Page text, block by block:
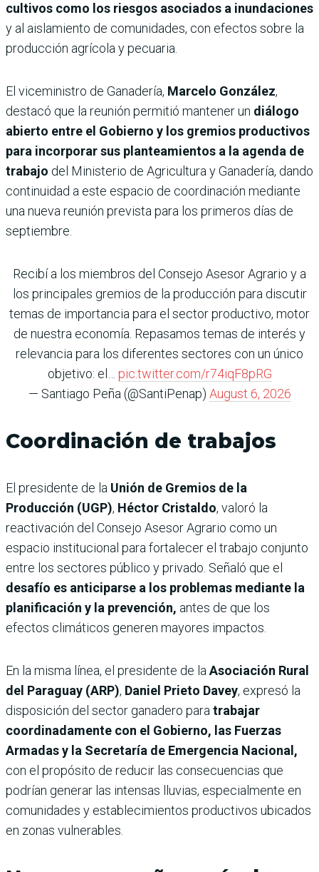
cultivos como los riesgos asociados a inundaciones
y al aislamiento de comunidades, con efectos sobre la
producción agrícola y pecuaria.
El viceministro de Ganadería, Marcelo González,
destacó que la reunión permitió mantener un diálogo
abierto entre el Gobierno y los gremios productivos
para incorporar sus planteamientos a la agenda de
trabajo del Ministerio de Agricultura y Ganadería, dando
continuidad a este espacio de coordinación mediante
una nueva reunión prevista para los primeros días de
septiembre.
Recibí a los miembros del Consejo Asesor Agrario y a
los principales gremios de la producción para discutir
temas de importancia para el sector productivo, motor
de nuestra economía. Repasamos temas de interés y
relevancia para los diferentes sectores con un único
objetivo: el… pic.twitter.com/r74iqF8pRG
— Santiago Peña (@SantiPenap) August 6, 2026
Coordinación de trabajos
El presidente de la Unión de Gremios de la
Producción (UGP), Héctor Cristaldo, valoró la
reactivación del Consejo Asesor Agrario como un
espacio institucional para fortalecer el trabajo conjunto
entre los sectores público y privado. Señaló que el
desafío es anticiparse a los problemas mediante la
planificación y la prevención, antes de que los
efectos climáticos generen mayores impactos.
En la misma línea, el presidente de la Asociación Rural
del Paraguay (ARP), Daniel Prieto Davey, expresó la
disposición del sector ganadero para trabajar
coordinadamente con el Gobierno, las Fuerzas
Armadas y la Secretaría de Emergencia Nacional,
con el propósito de reducir las consecuencias que
podrían generar las intensas lluvias, especialmente en
comunidades y establecimientos productivos ubicados
en zonas vulnerables.